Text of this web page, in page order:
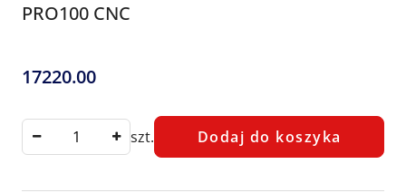
PRO100 CNC
Cena:
17220.00
szt. Dodaj do koszyka